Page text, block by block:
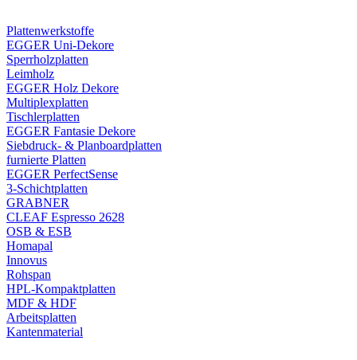
Plattenwerkstoffe
EGGER Uni-Dekore
Sperrholzplatten
Leimholz
EGGER Holz Dekore
Multiplexplatten
Tischlerplatten
EGGER Fantasie Dekore
Siebdruck- & Planboardplatten
furnierte Platten
EGGER PerfectSense
3-Schichtplatten
GRABNER
CLEAF Espresso 2628
OSB & ESB
Homapal
Innovus
Rohspan
HPL-Kompaktplatten
MDF & HDF
Arbeitsplatten
Kantenmaterial